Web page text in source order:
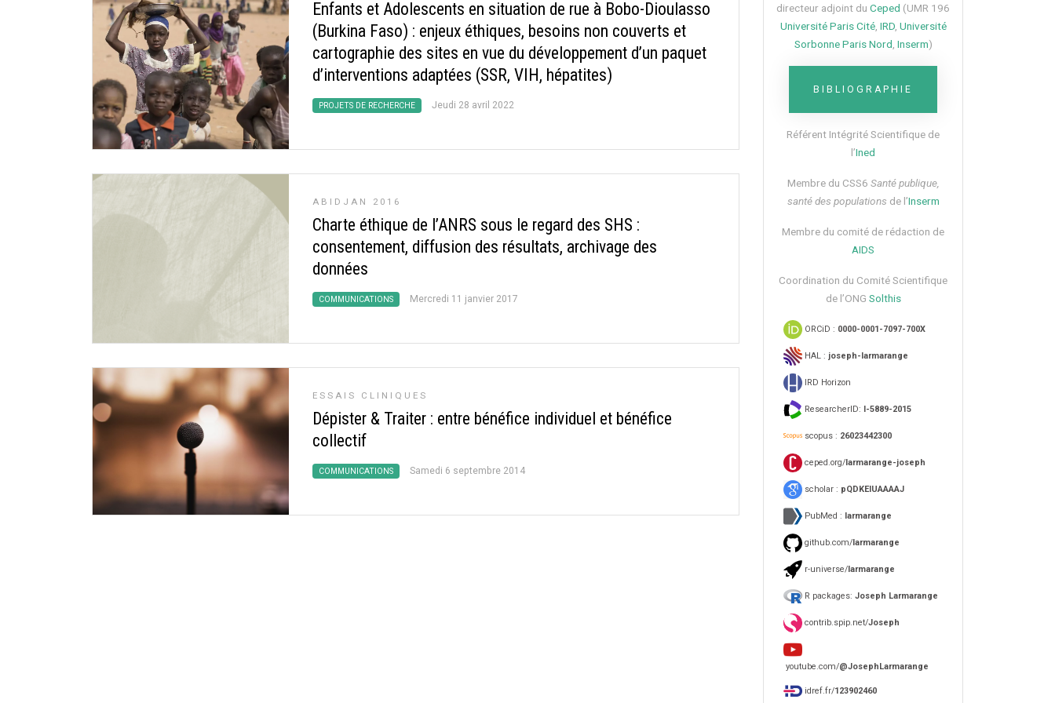
Enfants et Adolescents en situation de rue à Bobo-Dioulasso
(Burkina Faso) : enjeux éthiques, besoins non couverts et
cartographie des sites en vue du développement d’un paquet
d’interventions adaptées (SSR, VIH, hépatites)
PROJETS DE RECHERCHE Jeudi 28 avril 2022
ABIDJAN 2016
Charte éthique de l’ANRS sous le regard des SHS :
consentement, diffusion des résultats, archivage des
données
COMMUNICATIONS Mercredi 11 janvier 2017
ESSAIS CLINIQUES
Dépister & Traiter : entre bénéfice individuel et bénéfice
collectif
COMMUNICATIONS Samedi 6 septembre 2014
directeur adjoint du Ceped (UMR 196
Université Paris Cité, IRD, Université
Sorbonne Paris Nord Inserm)
BIBLIOGRAPHIE
Référent Intégrité Scientifique de
l’Ined
Membre du CSS6​ Santé publique,
santé des populations de l’Inserm
Membre du comité de rédaction de
AIDS
Coordination du Comité Scientifique
de l’ONG Solthis
ORCiD : 0000-0001-7097-700X
HAL : joseph-larmarange
IRD Horizon
ResearcherID: I-5889-2015
scopus : 26023442300
ceped.org/larmarange-joseph
scholar : pQDKEIUAAAAJ
PubMed : larmarange
github.com/larmarange
r-universe/larmarange
R packages: Joseph Larmarange
contrib.spip.net/Joseph
youtube.com/@JosephLarmarange
idref.fr/123902460